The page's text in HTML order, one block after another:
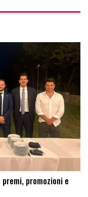
promozioni e